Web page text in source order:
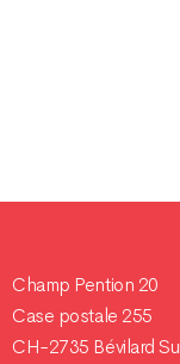
Champ Pention 20
Case postale 255
CH-2735 Bévilard